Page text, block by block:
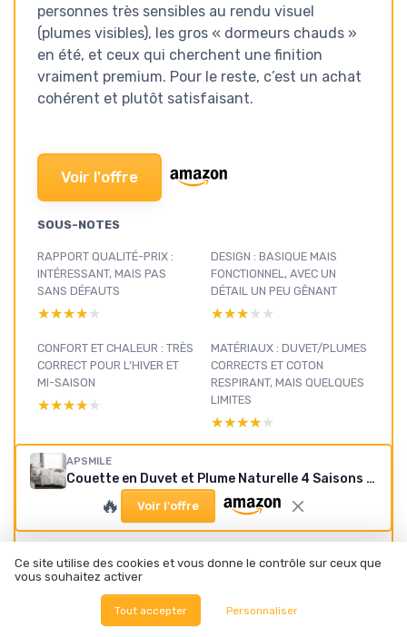
personnes très sensibles au rendu visuel
(plumes visibles), les gros « dormeurs chauds »
en été, et ceux qui cherchent une finition
vraiment premium. Pour le reste, c’est un achat
cohérent et plutôt satisfaisant.
Voir l'offre
SOUS-NOTES
RAPPORT QUALITÉ-PRIX :
INTÉRESSANT, MAIS PAS
SANS DÉFAUTS
★★★★★
★★★★★
DESIGN : BASIQUE MAIS
FONCTIONNEL, AVEC UN
DÉTAIL UN PEU GÊNANT
★★★★★
★★★★★
CONFORT ET CHALEUR : TRÈS
CORRECT POUR L’HIVER ET
MI-SAISON
★★★★★
★★★★★
MATÉRIAUX : DUVET/PLUMES
CORRECTS ET COTON
RESPIRANT, MAIS QUELQUES
LIMITES
★★★★★
★★★★★
PERFORMANCE AU
QUOTIDIEN : GESTION DE LA
TEMPÉRATURE ET ENTRETIEN
QU’APSMILE PROMET SUR
CETTE COUETTE
★★★★★
★★★★★
accessoires
APSMILE
Couette en Duvet et Plume Naturelle 4 Saisons Tempéré pour 2 Personne Couverture Chaude Légère 220 x 240 cm Confortable 220x240 cm Toutes Saisons
🔥 Voir l'offre
Ce site utilise des cookies et vous donne le contrôle sur ceux que
vous souhaitez activer
Tout accepter Personnaliser